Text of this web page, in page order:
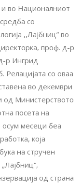
во Националниот
со
,,Лајбниц” во
проф. д-р
р Ингрид
со оваа
во декември
од Министерството
посета на
осум месеци беа
која
на стручен
од страна